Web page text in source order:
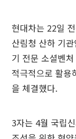
현대차는 22일
산림청 산하 기
기 전문 소셜벤
적극적으로 활용
을 체결했다.
3자는 4월 국립